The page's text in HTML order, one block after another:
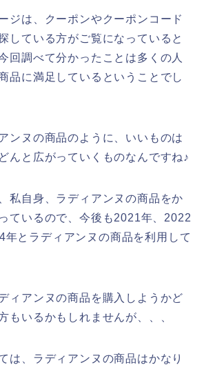
ジは、クーポンやクーポンコード
している方がご覧になっていると
回調べて分かったことは多くの人
品に満足しているということでし
ンヌの商品のように、いいものは
んと広がっていくものなんですね♪
私自身、ラディアンヌの商品をか
ているので、今後も2021年、2022
とラディアンヌの商品を利用して
ィアンヌの商品を購入しようかど
もいるかもしれませんが、、、
は、ラディアンヌの商品はかなり